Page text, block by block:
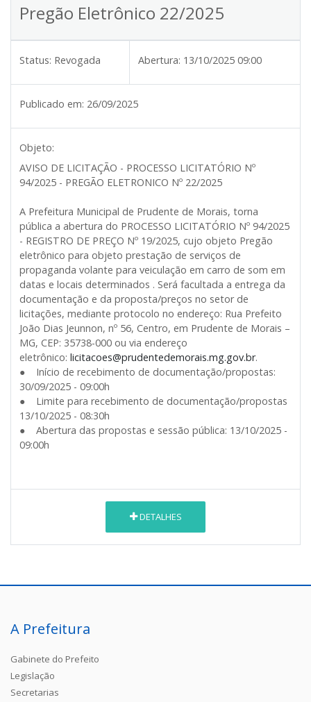
Pregão Eletrônico 22/2025
Status: Revogada Abertura: 13/10/2025 09:00
Publicado em: 26/09/2025
Objeto:
AVISO DE LICITAÇÃO - PROCESSO LICITATÓRIO Nº
94/2025 - PREGÃO ELETRONICO Nº 22/2025
A Prefeitura Municipal de Prudente de Morais, torna
pública a abertura do PROCESSO LICITATÓRIO Nº 94/2025
- REGISTRO DE PREÇO Nº 19/2025, cujo objeto Pregão
eletrônico para objeto prestação de serviços de
propaganda volante para veiculação em carro de som em
datas e locais determinados . Será facultada a entrega da
documentação e da proposta/preços no setor de
licitações, mediante protocolo no endereço: Rua Prefeito
João Dias Jeunnon, nº 56, Centro, em Prudente de Morais –
MG, CEP: 35738-000 ou via endereço
eletrônico: licitacoes@prudentedemorais.mg.gov.br.
● Início de recebimento de documentação/propostas:
30/09/2025 - 09:00h
● Limite para recebimento de documentação/propostas
13/10/2025 - 08:30h
● Abertura das propostas e sessão pública: 13/10/2025 -
09:00h
DETALHES
A Prefeitura
Gabinete do Prefeito
Legislação
Secretarias